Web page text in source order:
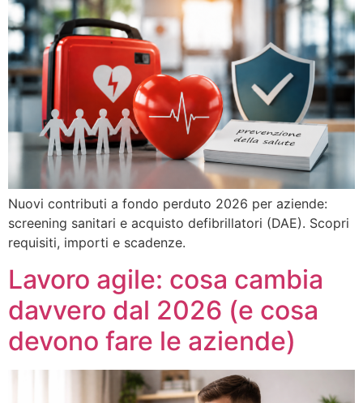
Nuovi contributi a fondo perduto 2026 per aziende:
screening sanitari e acquisto defibrillatori (DAE). Scopri
requisiti, importi e scadenze.
Lavoro agile: cosa cambia
davvero dal 2026 (e cosa
devono fare le aziende)